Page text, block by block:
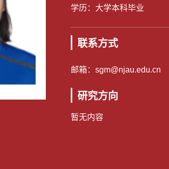
学历：大学本科毕业
联系方式
邮箱： sgm@njau.edu.cn
研究方向
暂无内容